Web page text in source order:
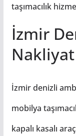
taşımacılık
İzmir
İzmir denizli
mobilya
kapalı kasalı